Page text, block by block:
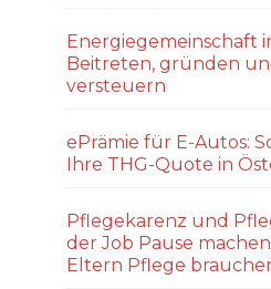
Energiegemeinschaft
Beitreten, gründen
versteuern
ePrämie für E-Autos:
Ihre THG-Quote in
Pflegekarenz und
der Job Pause
Eltern Pflege